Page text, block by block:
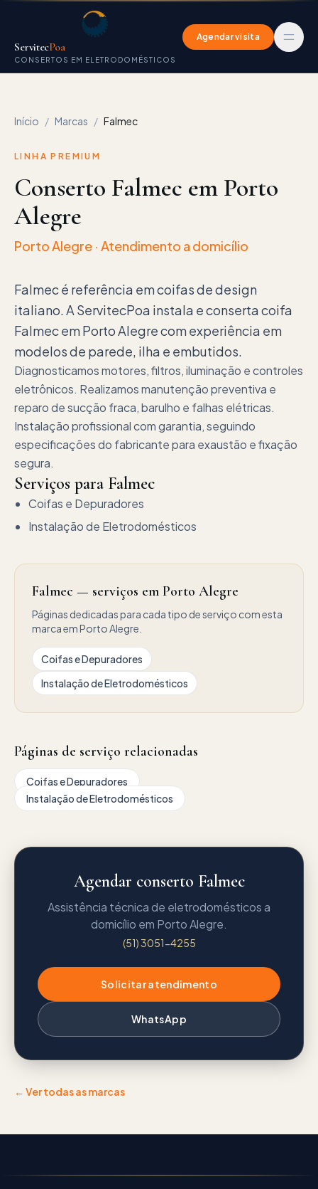
ServitecPoa
CONSERTOS EM ELETRODOMÉSTICOS
Agendar visita
Início / Marcas / Falmec
LINHA PREMIUM
Conserto Falmec em Porto
Alegre
Porto Alegre · Atendimento a domicílio
Falmec é referência em coifas de design
italiano. A ServitecPoa instala e conserta coifa
Falmec em Porto Alegre com experiência em
modelos de parede, ilha e embutidos.
Diagnosticamos motores, filtros, iluminação e controles
eletrônicos. Realizamos manutenção preventiva e
reparo de sucção fraca, barulho e falhas elétricas.
Instalação profissional com garantia, seguindo
especificações do fabricante para exaustão e fixação
segura.
Serviços para Falmec
Coifas e Depuradores
Instalação de Eletrodomésticos
Falmec — serviços em Porto Alegre
Páginas dedicadas para cada tipo de serviço com esta
marca em Porto Alegre.
Coifas e Depuradores
Instalação de Eletrodomésticos
Páginas de serviço relacionadas
Coifas e Depuradores
Instalação de Eletrodomésticos
Agendar conserto Falmec
Assistência técnica de eletrodomésticos a
domicílio em Porto Alegre.
(51) 3051-4255
Solicitar atendimento
WhatsApp
← Ver todas as marcas